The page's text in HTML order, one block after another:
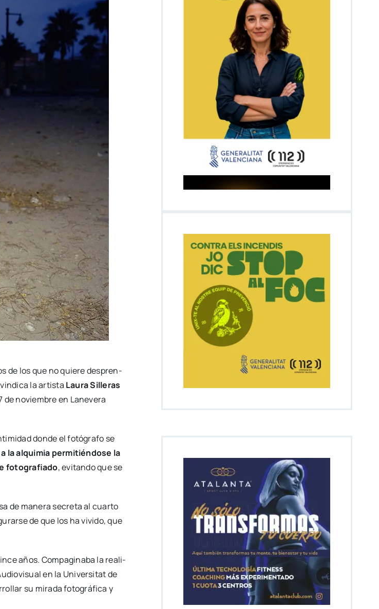
de los que no quie­re des­pren­
la artis­ta Lau­ra Sille­ras
de noviem­bre en Lane­ve­ra
don­de el fotó­gra­fo se
la alqui­mia per­mi­tién­do­se la
foto­gra­fia­do, evi­tan­do que se
de mane­ra secre­ta al cuar­to
de que los ha vivi­do, que
años. Com­pa­gi­na­ba la rea­li­
en la Uni­ver­si­tat de
su mira­da foto­grá­fi­ca y